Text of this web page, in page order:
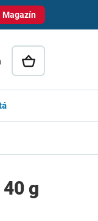
Magazín
g